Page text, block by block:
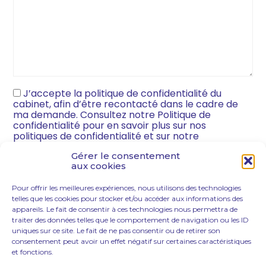
Gérer le consentement
aux cookies
Pour offrir les meilleures expériences, nous utilisons des technologies
telles que les cookies pour stocker et/ou accéder aux informations des
appareils. Le fait de consentir à ces technologies nous permettra de
traiter des données telles que le comportement de navigation ou les ID
uniques sur ce site. Le fait de ne pas consentir ou de retirer son
consentement peut avoir un effet négatif sur certaines caractéristiques
et fonctions.
(Nécessaire)
J’accepte la politique de confidentialité du
cabinet, afin d’être recontacté dans le cadre de
ma demande. Consultez notre Politique de
confidentialité pour en savoir plus sur nos
politiques de confidentialité et sur notre
engagement vis-à-vis de la protection et de la vie